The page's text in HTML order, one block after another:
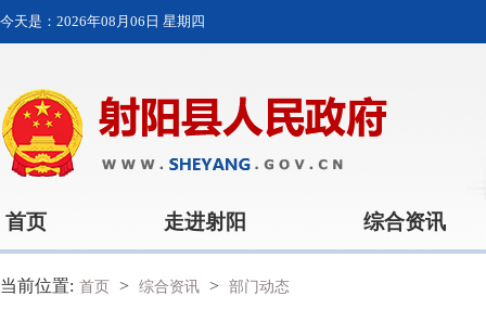
今天是： 2026年08月06日 星期四
首页 走进射阳 综合资讯
当前位置: 首页 > 综合资讯 > 部门动态